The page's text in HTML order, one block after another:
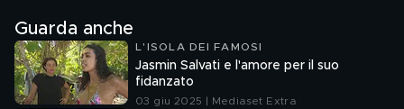
Guarda anche
L'ISOLA DEI FAMOSI
Jasmin Salvati e l'amore per il suo
fidanzato
03 giu 2025 | Mediaset Extra